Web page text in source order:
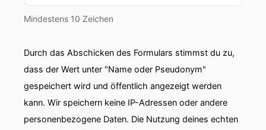
Mindestens 10 Zeichen
Durch das Abschicken des Formulars stimmst du zu,
dass der Wert unter "Name oder Pseudonym"
gespeichert wird und öffentlich angezeigt werden
kann. Wir speichern keine IP-Adressen oder andere
personenbezogene Daten. Die Nutzung deines echten